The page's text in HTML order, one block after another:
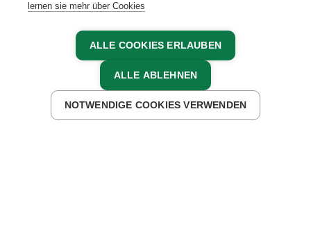
JETZT ANFRAGEN JETZT BUCHEN
lernen sie mehr über Cookies
ALLE COOKIES ERLAUBEN
ALLE ABLEHNEN
NOTWENDIGE COOKIES VERWENDEN